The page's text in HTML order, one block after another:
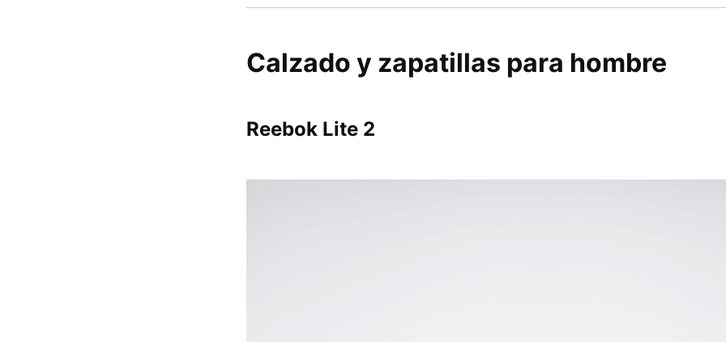
Calzado y zapatillas para hombre
Reebok Lite 2